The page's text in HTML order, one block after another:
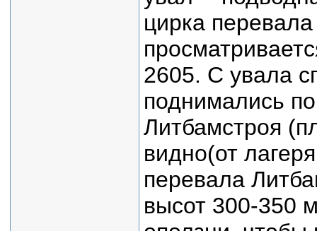
цирка
2605. С увала
поднимались
Литбамстроя
видно(от
перевала
высот 300-350